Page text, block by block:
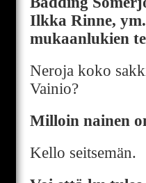
Ilkka Rinne,
mukaanlukien
Neroja koko
Vainio?
Milloin nainen
Kello seitsemän.